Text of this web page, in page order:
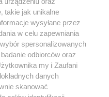
głównej
%
takie jak unikalne
wysyłane przez
w celu zapewniania
spersonalizowanych
odbiorców oraz
my i Zaufani
danych
skanować